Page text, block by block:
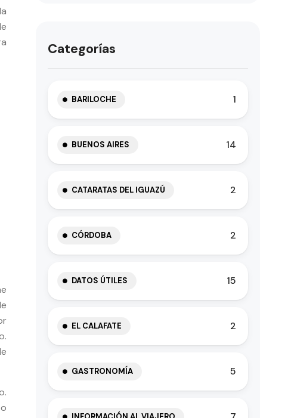
Categorías
BARILOCHE 1
BUENOS AIRES 14
CATARATAS DEL IGUAZÚ 2
CÓRDOBA 2
DATOS ÚTILES 15
EL CALAFATE 2
GASTRONOMÍA 5